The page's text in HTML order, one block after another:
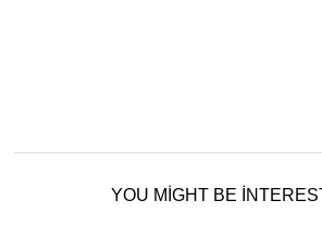
YOU MIGHT BE